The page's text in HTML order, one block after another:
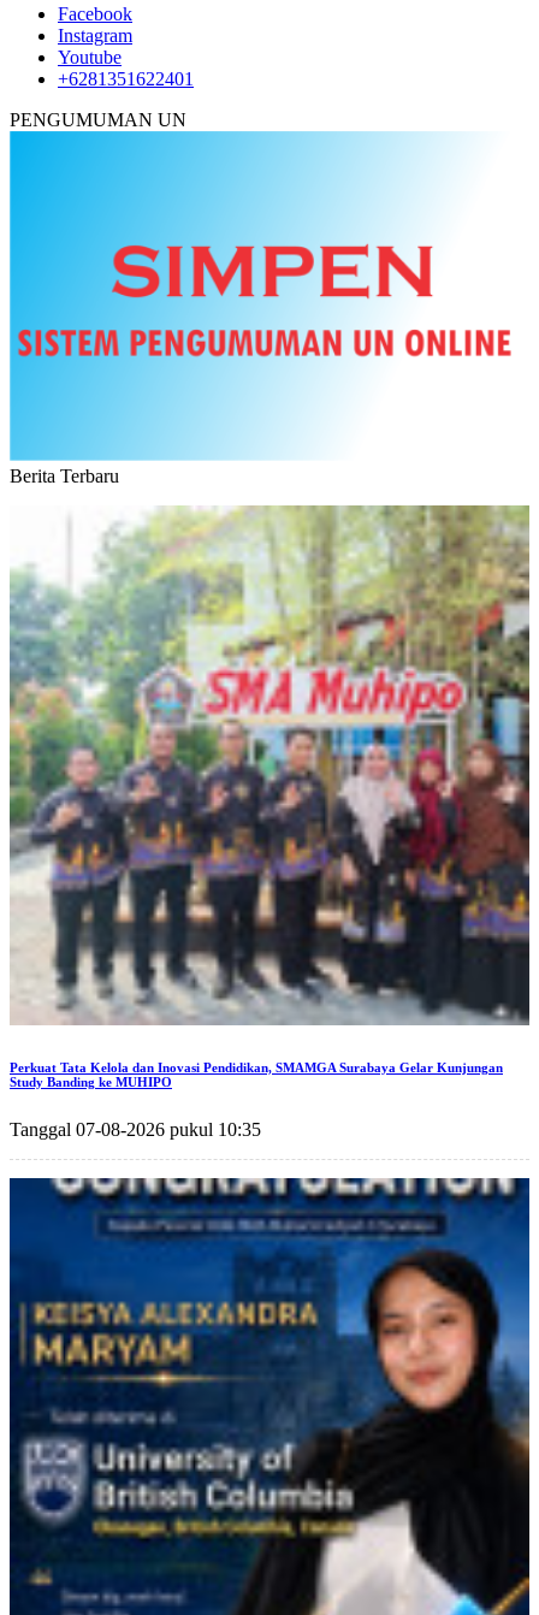
Facebook
Instagram
Youtube
+6281351622401
PENGUMUMAN UN
Berita Terbaru
Perkuat Tata Kelola dan Inovasi Pendidikan, SMAMGA Surabaya Gelar Kunjungan
Study Banding ke MUHIPO
Tanggal 07-08-2026 pukul 10:35